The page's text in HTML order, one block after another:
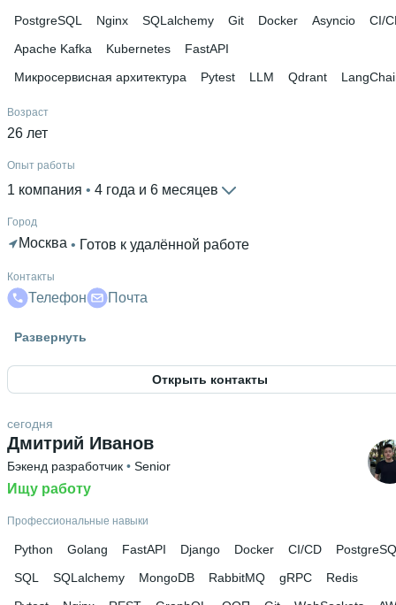
PostgreSQL
Nginx SQLalchemy Git Docker Asyncio
CI/
Apache Kafka
Kubernetes
FastAPI
Микросервисная архитектура
Pytest LLM Qdrant
Возраст
26 лет
Опыт работы
1 компания 4 года и 6 месяцев
Город
Москва • Готов к удалённой работе
Контакты
Телефон Почта
Высшее образование
ТюмГУ
Дополнительное образование
информационных технологий
Развернуть
Открыть контакты
Дмитрий Иванов
сегодня
Бэкенд разработчик • Senior
Ищу работу
Профессиональные навыки
Python Golang FastAPI Django Docker CI/CD
SQL
SQLalchemy MongoDB RabbitMQ gRPC
Redis